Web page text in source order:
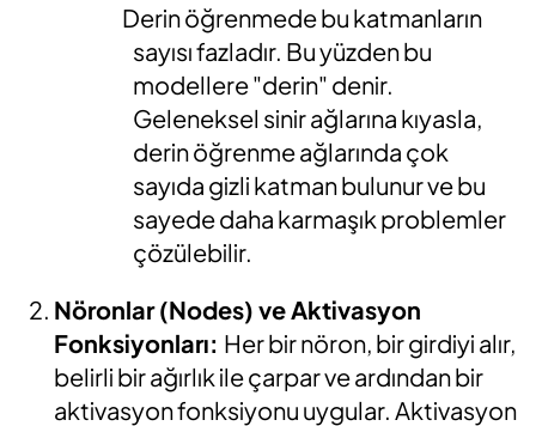
Derin öğrenmede bu katmanların
sayısı fazladır. Bu yüzden bu
modellere "derin" denir.
Geleneksel sinir ağlarına kıyasla,
derin öğrenme ağlarında çok
sayıda gizli katman bulunur ve bu
sayede daha karmaşık problemler
çözülebilir.
Nöronlar (Nodes) ve Aktivasyon
Fonksiyonları: Her bir nöron, bir girdiyi alır,
belirli bir ağırlık ile çarpar ve ardından bir
aktivasyon fonksiyonu uygular. Aktivasyon